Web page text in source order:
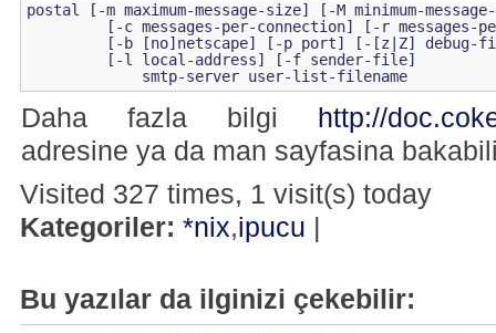
postal [-m maximum-message-size] [-M minimum-
[-c messages-per-connection] [-r messages-
[-b [no]netscape] [-p port] [-[z|Z] debug-
         [-l local-address] [-f sender-file]
             smtp-server user-list-filename
Daha fazla bilgi
http://
adresine ya da man sayfasina
Visited 327 times, 1 visit(s) today
Kategoriler: *nix,ipucu
Bu yazılar da ilginizi çekebilir: